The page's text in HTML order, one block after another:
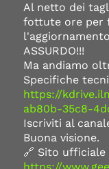
Al netto dei
fottute ore per
ASSURDO!!!
Ma andiamo
Specifiche
https://
ab80b-35c8-
Iscriviti al
Buona visione.
🔗 Sito ufficiale